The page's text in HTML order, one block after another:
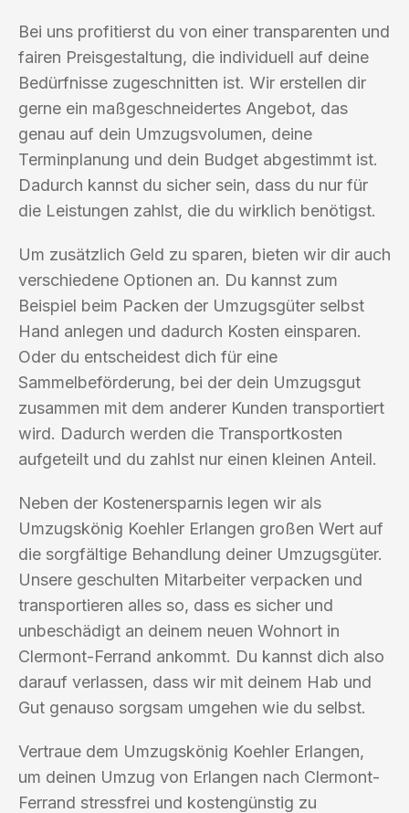
Bei uns profitierst du von einer transparenten und
fairen Preisgestaltung, die individuell auf deine
Bedürfnisse zugeschnitten ist. Wir erstellen dir
gerne ein maßgeschneidertes Angebot, das
genau auf dein Umzugsvolumen, deine
Terminplanung und dein Budget abgestimmt ist.
Dadurch kannst du sicher sein, dass du nur für
die Leistungen zahlst, die du wirklich benötigst.
Um zusätzlich Geld zu sparen, bieten wir dir auch
verschiedene Optionen an. Du kannst zum
Beispiel beim Packen der Umzugsgüter selbst
Hand anlegen und dadurch Kosten einsparen.
Oder du entscheidest dich für eine
Sammelbeförderung, bei der dein Umzugsgut
zusammen mit dem anderer Kunden transportiert
wird. Dadurch werden die Transportkosten
aufgeteilt und du zahlst nur einen kleinen Anteil.
Neben der Kostenersparnis legen wir als
Umzugskönig Koehler Erlangen großen Wert auf
die sorgfältige Behandlung deiner Umzugsgüter.
Unsere geschulten Mitarbeiter verpacken und
transportieren alles so, dass es sicher und
unbeschädigt an deinem neuen Wohnort in
Clermont-Ferrand ankommt. Du kannst dich also
darauf verlassen, dass wir mit deinem Hab und
Gut genauso sorgsam umgehen wie du selbst.
Vertraue dem Umzugskönig Koehler Erlangen,
um deinen Umzug von Erlangen nach Clermont-
Ferrand stressfrei und kostengünstig zu